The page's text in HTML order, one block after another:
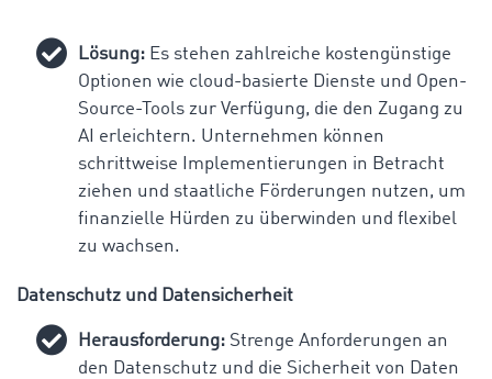
Lösung: Es stehen zahlreiche kostengünstige
Optionen wie cloud-basierte Dienste und Open-
Source-Tools zur Verfügung, die den Zugang zu
AI erleichtern. Unternehmen können
schrittweise Implementierungen in Betracht
ziehen und staatliche Förderungen nutzen, um
finanzielle Hürden zu überwinden und flexibel
zu wachsen.
Datenschutz und Datensicherheit
Herausforderung: Strenge Anforderungen an
den Datenschutz und die Sicherheit von Daten